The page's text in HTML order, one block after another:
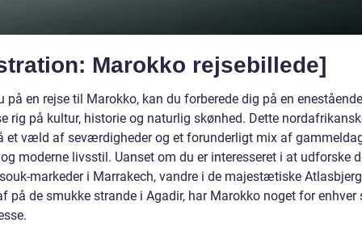
Marokko rejsebillede]
på en rejse til Marokko, kan du forberede dig på en enestående
rig på kultur, historie og naturlig skønhed. Dette
et væld af seværdigheder og et forunderligt mix af
moderne livsstil. Uanset om du er interesseret i at udforske
markeder i Marrakech, vandre i de majestætiske
på de smukke strande i Agadir, har Marokko noget for enhver